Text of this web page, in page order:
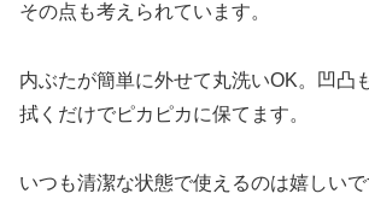
その点も考えられています。
内ぶたが簡単に外せて丸洗いOK。凹凸
拭くだけでピカピカに保てます。
いつも清潔な状態で使えるのは嬉しいで